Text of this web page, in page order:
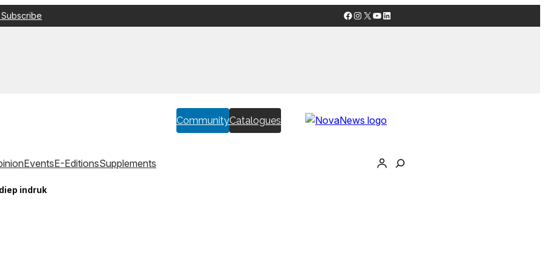
Facebook
Instagram
X YouTube
LinkedIn
CommunityCatalogues
EventsE-EditionsSupplements
indruk